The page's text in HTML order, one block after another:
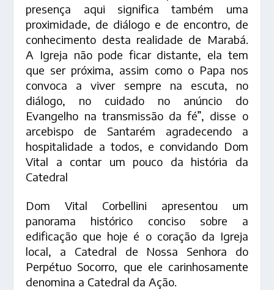
presença aqui significa também uma
proximidade, de diálogo e de encontro, de
conhecimento desta realidade de Marabá.
A Igreja não pode ficar distante, ela tem
que ser próxima, assim como o Papa nos
convoca a viver sempre na escuta, no
diálogo, no cuidado no anúncio do
Evangelho na transmissão da fé”, disse o
arcebispo de Santarém agradecendo a
hospitalidade a todos, e convidando Dom
Vital a contar um pouco da história da
Catedral
Dom Vital Corbellini apresentou um
panorama histórico conciso sobre a
edificação que hoje é o coração da Igreja
local, a Catedral de Nossa Senhora do
Perpétuo Socorro, que ele carinhosamente
denomina a Catedral da Ação.